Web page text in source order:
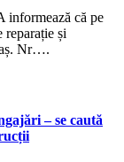
informează că pe
reparație și
Nr….
– se caută